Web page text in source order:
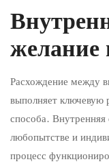
желание
Расхождение между
выполняет ключевую
способа. Внутренняя
любопытстве и
процесс